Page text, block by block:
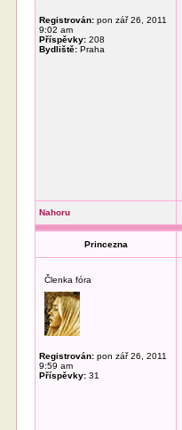
Registrován: pon zář 26, 2011
9:02 am
Příspěvky: 208
Bydliště: Praha
Nahoru
Princezna
Členka fóra
Registrován: pon zář 26, 2011
9:59 am
Příspěvky: 31